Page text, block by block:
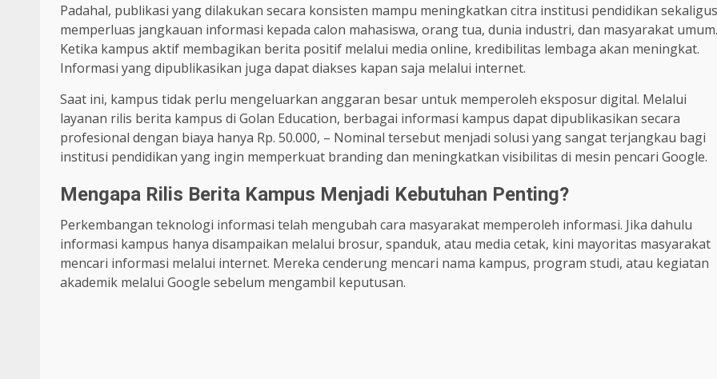
Padahal, publikasi yang dilakukan secara konsisten mampu meningkatkan citra institusi pendidikan sekaligus
memperluas jangkauan informasi kepada calon mahasiswa, orang tua, dunia industri, dan masyarakat umum.
Ketika kampus aktif membagikan berita positif melalui media online, kredibilitas lembaga akan meningkat.
Informasi yang dipublikasikan juga dapat diakses kapan saja melalui internet.
Saat ini, kampus tidak perlu mengeluarkan anggaran besar untuk memperoleh eksposur digital. Melalui
layanan rilis berita kampus di Golan Education, berbagai informasi kampus dapat dipublikasikan secara
profesional dengan biaya hanya Rp. 50.000, – Nominal tersebut menjadi solusi yang sangat terjangkau bagi
institusi pendidikan yang ingin memperkuat branding dan meningkatkan visibilitas di mesin pencari Google.
Mengapa Rilis Berita Kampus Menjadi Kebutuhan Penting?
Perkembangan teknologi informasi telah mengubah cara masyarakat memperoleh informasi. Jika dahulu
informasi kampus hanya disampaikan melalui brosur, spanduk, atau media cetak, kini mayoritas masyarakat
mencari informasi melalui internet. Mereka cenderung mencari nama kampus, program studi, atau kegiatan
akademik melalui Google sebelum mengambil keputusan.